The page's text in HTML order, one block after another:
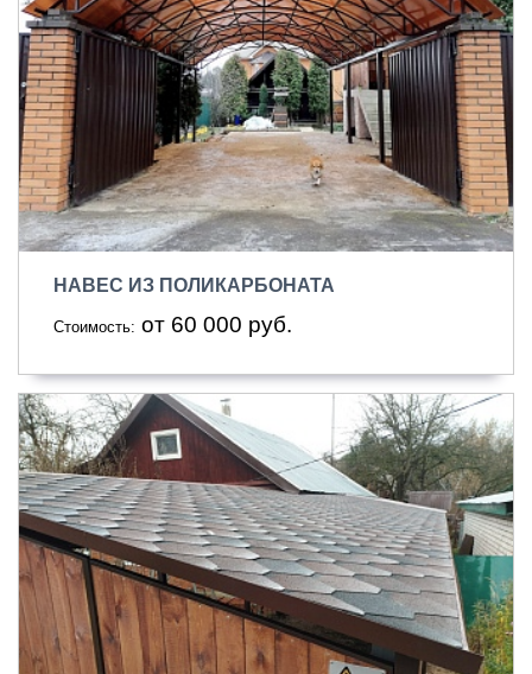
НАВЕС ИЗ ПОЛИКАРБОНАТА
Стоимость: от 60 000 руб.